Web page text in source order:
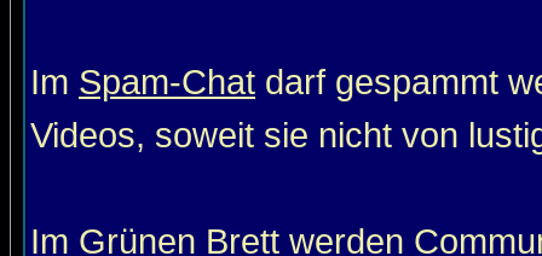
Im Spam-Chat darf gespammt
Videos, soweit sie nicht von
Im Grünen Brett werden